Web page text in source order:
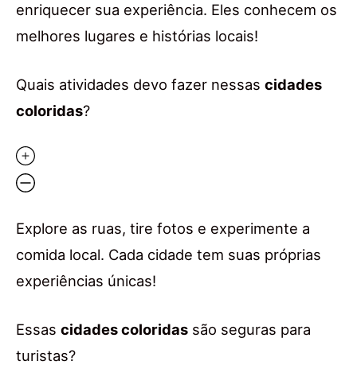
enriquecer sua experiência. Eles conhecem os
melhores lugares e histórias locais!
Quais atividades devo fazer nessas cidades
coloridas?
Explore as ruas, tire fotos e experimente a
comida local. Cada cidade tem suas próprias
experiências únicas!
Essas cidades coloridas são seguras para
turistas?